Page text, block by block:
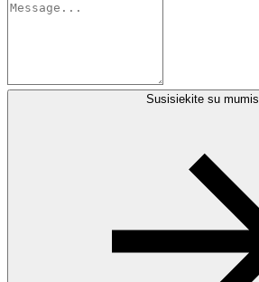
Susisiekite su mumis